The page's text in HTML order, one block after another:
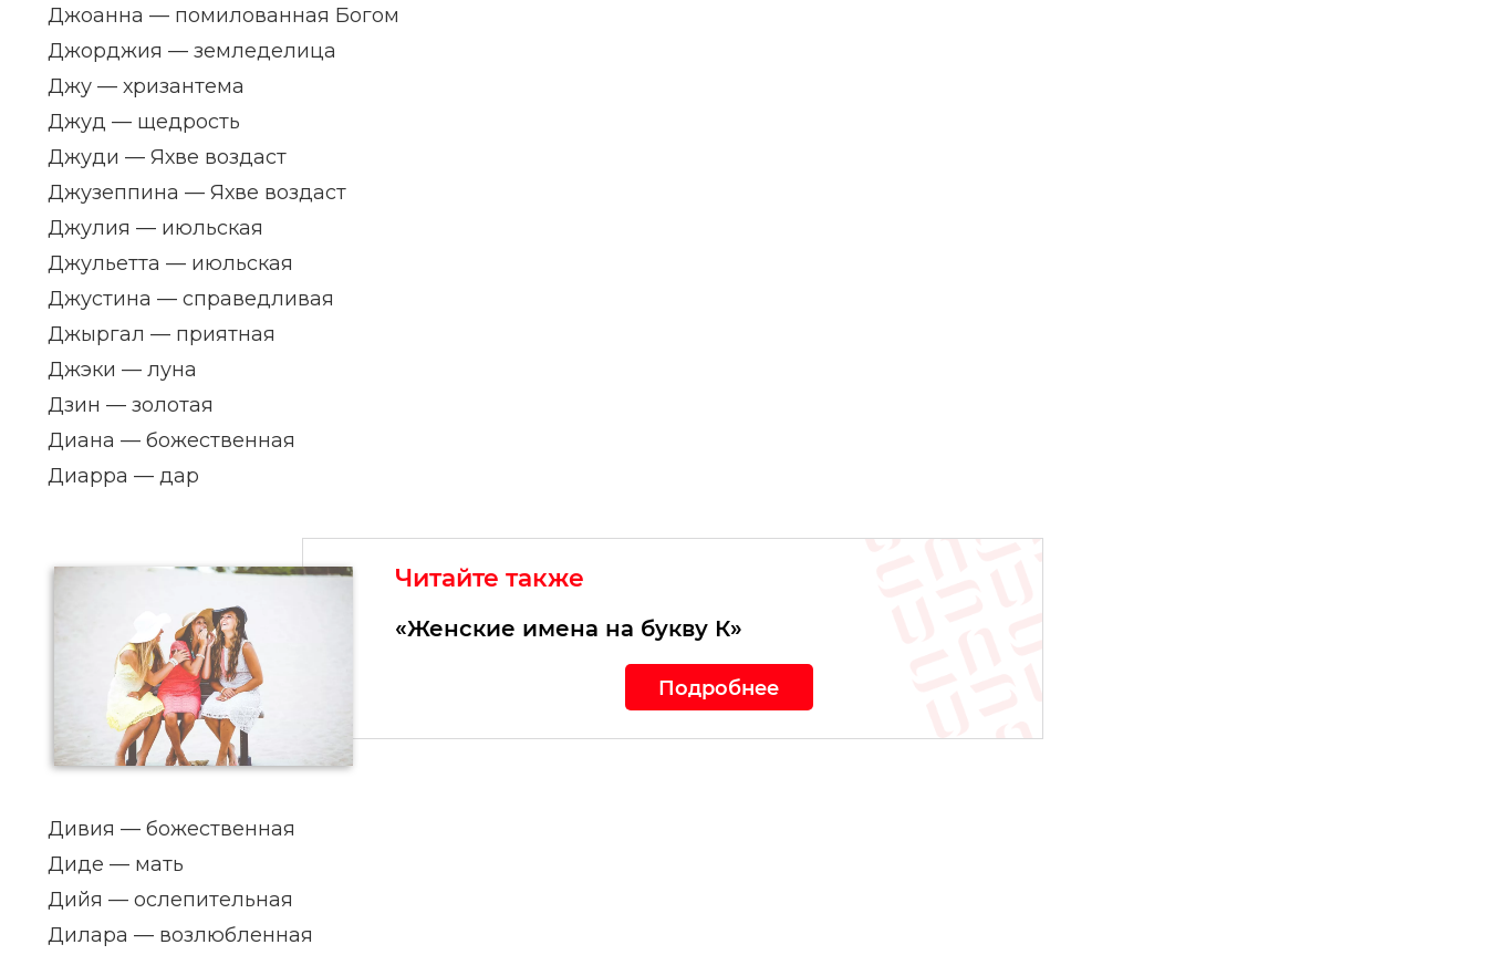
Джоанна — помилованная Богом
Джорджия — земледелица
Джу — хризантема
Джуд — щедрость
Джуди — Яхве воздаст
Джузеппина — Яхве воздаст
Джулия — июльская
Джульетта — июльская
Джустина — справедливая
Джыргал — приятная
Джэки — луна
Дзин — золотая
Диана — божественная
Диарра — дар
Читайте также
«Женские имена на букву К»
Подробнее
Дивия — божественная
Диде — мать
Дийя — ослепительная
Дилара — возлюбленная